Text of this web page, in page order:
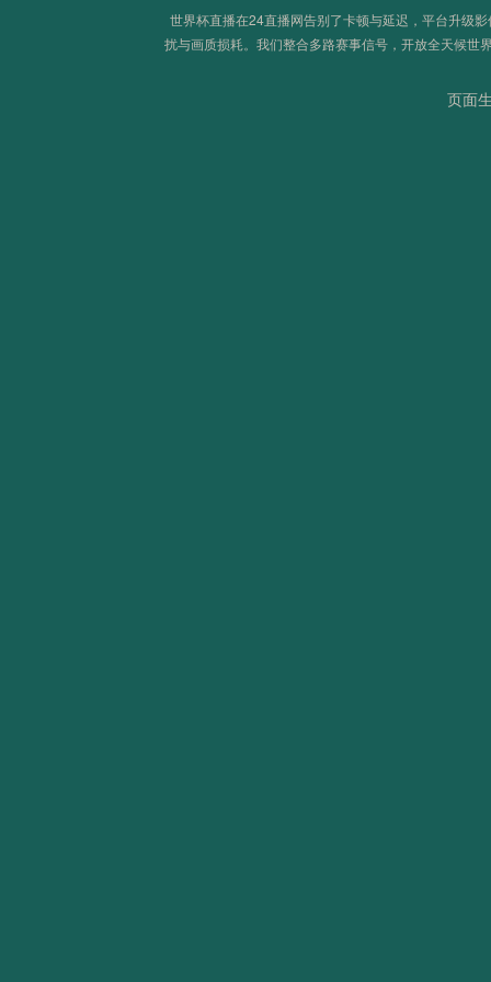
2026世界杯首轮：那些让世界屏息的致命一击
世界杯直播在24直播网告别了卡顿与延迟，平台升级
扰与画质损耗。我们整合多路赛事信号，开放全天候世
页面